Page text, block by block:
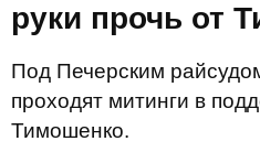
руки прочь от
Под Печерским
проходят митинги в
Тимошенко.